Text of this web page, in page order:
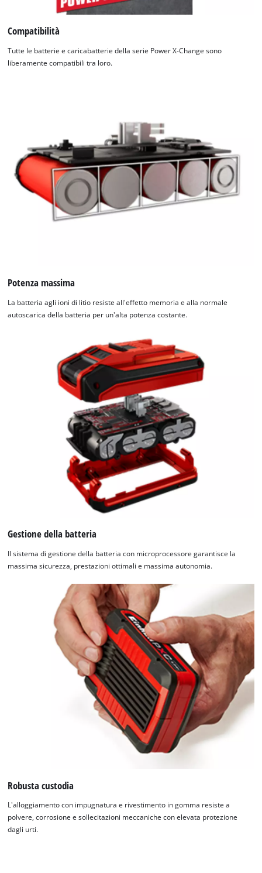
Compatibilità
Tutte le batterie e caricabatterie della serie Power X-Change sono
liberamente compatibili tra loro.
Potenza massima
La batteria agli ioni di litio resiste all'effetto memoria e alla normale
autoscarica della batteria per un'alta potenza costante.
Gestione della batteria
Il sistema di gestione della batteria con microprocessore garantisce la
massima sicurezza, prestazioni ottimali e massima autonomia.
Robusta custodia
L'alloggiamento con impugnatura e rivestimento in gomma resiste a
polvere, corrosione e sollecitazioni meccaniche con elevata protezione
dagli urti.